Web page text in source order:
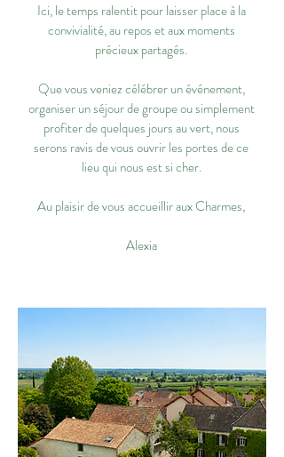
Ici, le temps ralentit pour laisser place à la
convivialité, au repos et aux moments
précieux partagés.
Que vous veniez célébrer un événement,
organiser un séjour de groupe ou simplement
profiter de quelques jours au vert, nous
serons ravis de vous ouvrir les portes de ce
lieu qui nous est si cher.
Au plaisir de vous accueillir aux Charmes,
Alexia